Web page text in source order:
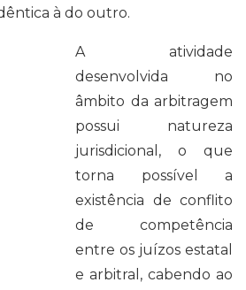
à do outro.
A atividade
desenvolvida no
âmbito da arbitragem
possui natureza
jurisdicional, o que
torna possível a
existência de conflito
de competência
entre os juízos estatal
e arbitral, cabendo ao